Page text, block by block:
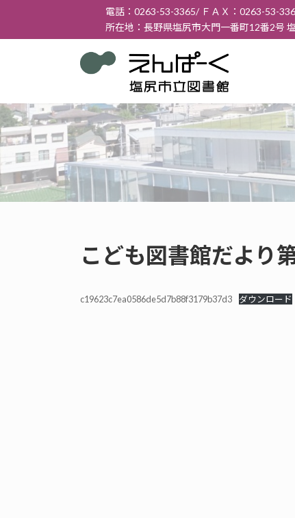
テ
ス
キ
ッ
ゲ
ン
に
移
電話：0263-53-3365/ ＦＡＸ：0263-53-
所在地：長野県塩尻市大門一番町12番2号
こども図書館だより
c19623c7ea0586de5d7b88f3179b37d3 ダウンロード